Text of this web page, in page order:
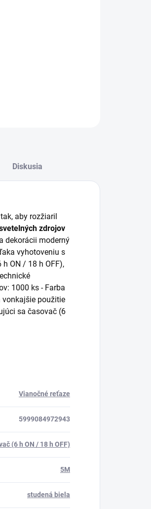
cez sieťový adaptér je
Diskusia
aby rozžiaril
zdrojov
dekorácii moderný
vyhotoveniu s
ON / 18 h OFF),
1000 ks - Farba
vonkajšie použitie
sa časovač (6
Vianočné reťaze
5999084972943
(6 h ON / 18 h OFF)
5M
studená biela